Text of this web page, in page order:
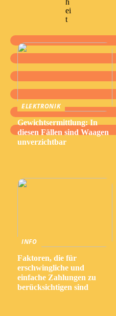
ei
t
ELEKTRONIK
Gewichtsermittlung: In
diesen Fällen sind Waagen
unverzichtbar
INFO
Faktoren, die für
erschwingliche und
einfache Zahlungen zu
berücksichtigen sind